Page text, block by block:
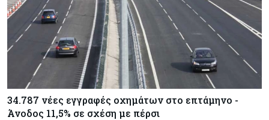
34.787 νέες εγγραφές οχημάτων στο επτάμηνο -
Άνοδος 11,5% σε σχέση με πέρσι